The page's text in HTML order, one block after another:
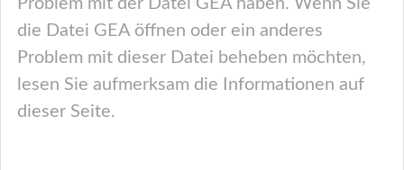
Problem mit der Datei GEA haben. Wenn Sie
die Datei GEA öffnen oder ein anderes
Problem mit dieser Datei beheben möchten,
lesen Sie aufmerksam die Informationen auf
dieser Seite.